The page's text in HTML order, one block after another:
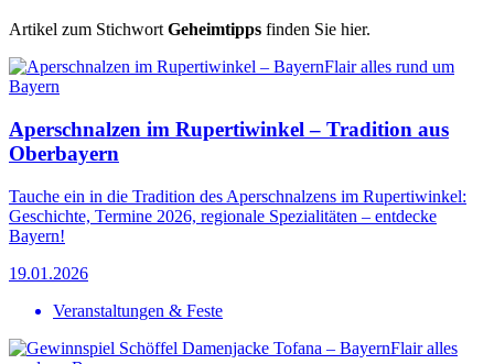
Artikel zum StichwortGeheimtipps finden Sie hier.
Aperschnalzen im Rupertiwinkel – Tradition aus
Oberbayern
Tauche ein in die Tradition des Aperschnalzens im Rupertiwinkel:
Geschichte, Termine 2026, regionale Spezialitäten – entdecke
Bayern!
19.01.2026
Veranstaltungen & Feste